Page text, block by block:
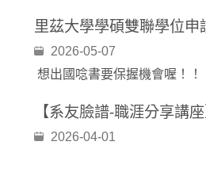
2026-05-07
想出國唸書要保握機會喔！！
2026-04-01